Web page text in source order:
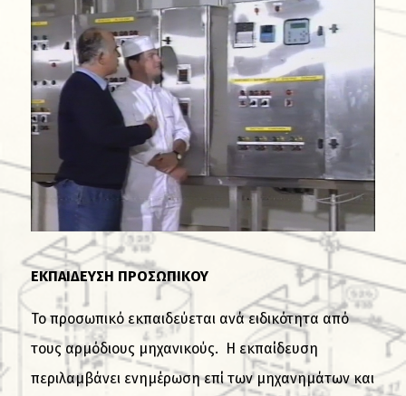
ΕΚΠΑΙΔΕΥΣΗ ΠΡΟΣΩΠΙΚΟΥ
Το προσωπικό εκπαιδεύεται ανά ειδικότητα από
τους αρμόδιους μηχανικούς. Η εκπαίδευση
περιλαμβάνει ενημέρωση επί των μηχανημάτων και